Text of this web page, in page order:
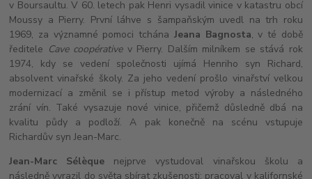
v Boursaultu. V 60. letech pak Henri vysadil vinice v katastru obcí
Moussy a Pierry. První láhve s šampaňským uvedl na trh roku
1969, za významné pomoci tchána Jeana Bagnosta, v té době
ředitele Cave coopérativev Pierry. Dalším milníkem se stává rok
1974, kdy se vedení společnosti ujímá Henriho syn Richard,
absolvent vinařské školy. Za jeho vedení prošlo vinařství velkou
modernizací a změnil se i přístup metod výroby a následného
zrání vín. Také vysazuje nové vinice, přičemž důsledně dbá na
kvalitu půdy a podloží. A pak konečně na scénu vstupuje
Richardův syn Jean-Marc.
Jean-Marc Sélèque nejprve vystudoval vinařskou školu a
následně vyrazil do světa sbírat zkušenosti; pracoval v kalifornské